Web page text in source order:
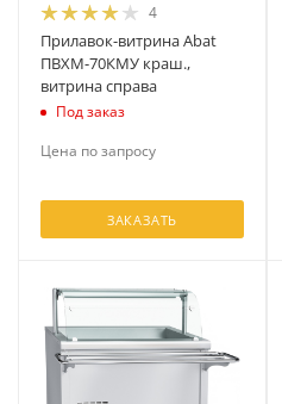
4
Прилавок-витрина Abat
ПВХМ-70КМУ краш.,
витрина справа
Под заказ
Цена по запросу
ЗАКАЗАТЬ